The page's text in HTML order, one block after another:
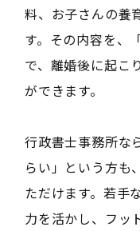
料、お子さんの養
す。その内容を、
で、離婚後に起こ
ができます。
行政書士事務所な
らい」という方も
ただけます。若手
力を活かし、フッ